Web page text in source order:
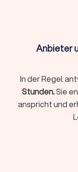
Kurzfristige
Aufbau einer
schätzen
Online-
Ortsunabhängig
Oft günstigere
Anbieter
In der Regel
Stunden.Sie
anspricht und